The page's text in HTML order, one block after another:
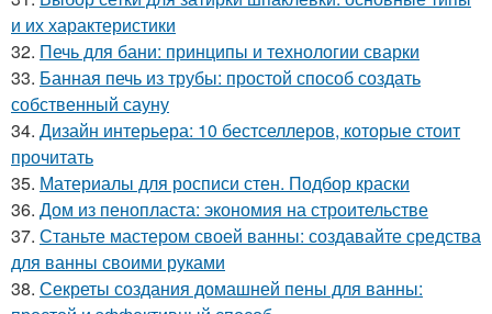
и их характеристики
32. Печь для бани: принципы и технологии сварки
33. Банная печь из трубы: простой способ создать
собственный сауну
34. Дизайн интерьера: 10 бестселлеров, которые стоит
прочитать
35. Материалы для росписи стен. Подбор краски
36. Дом из пенопласта: экономия на строительстве
37. Станьте мастером своей ванны: создавайте средства
для ванны своими руками
38. Секреты создания домашней пены для ванны: